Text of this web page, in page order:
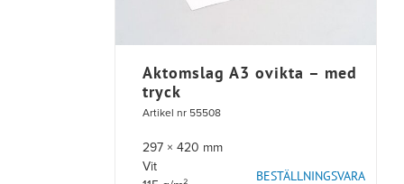
Aktomslag A3 ovikta – med
tryck
Artikel nr 55508
297 × 420 mm
Vit
BESTÄLLNINGSVARA